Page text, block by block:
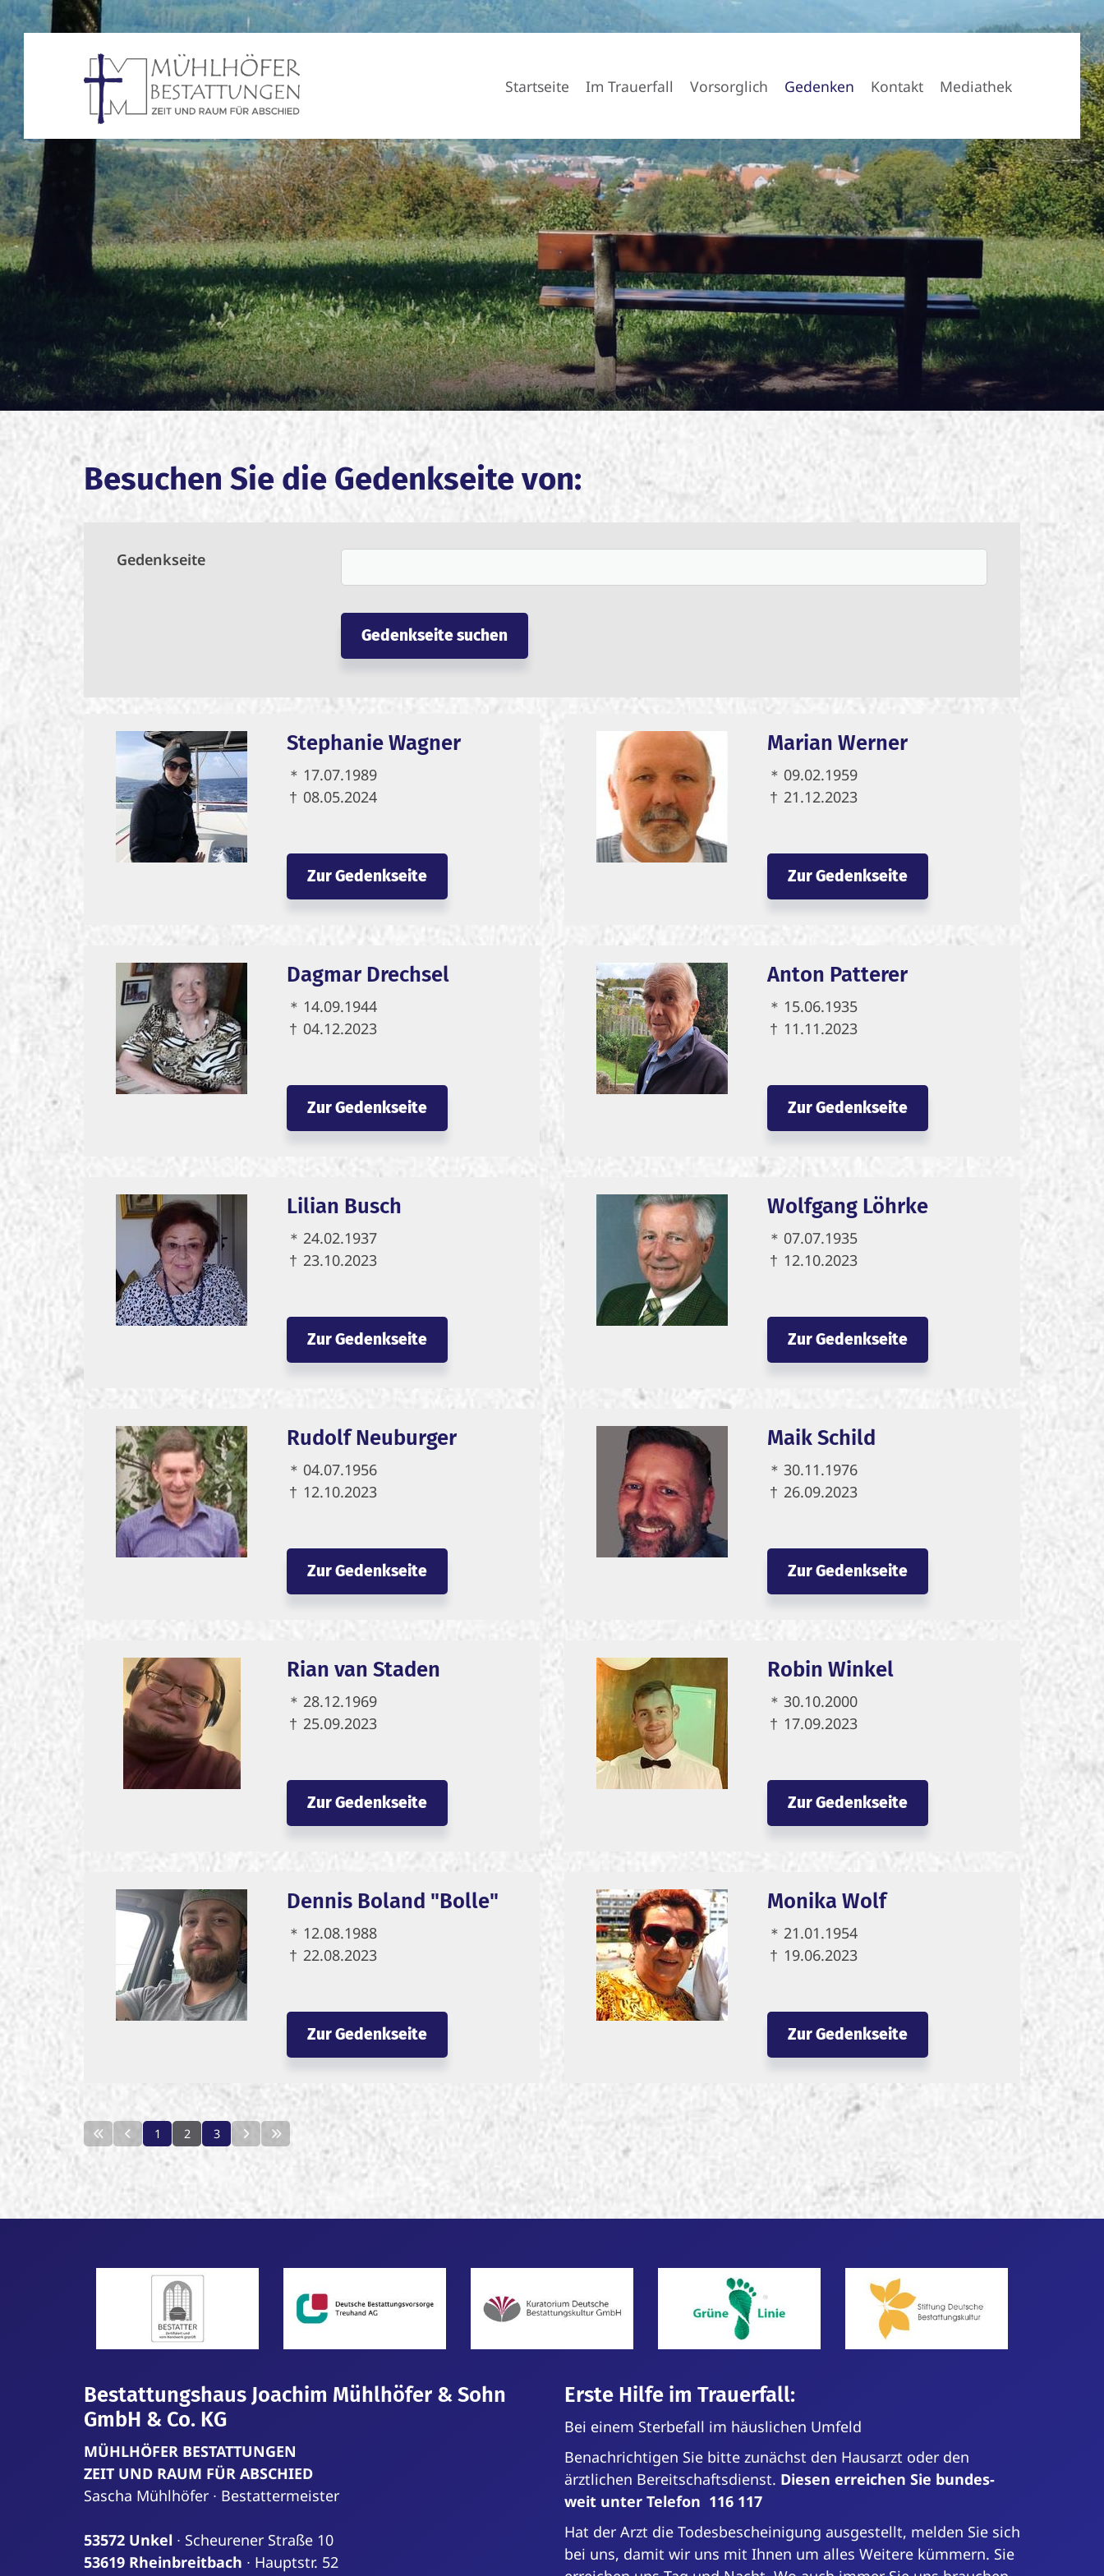
Startseite Im Trauerfall Vorsorglich Gedenken Kontakt Mediathek
Besuchen Sie die Gedenkseite von:
Gedenkseite
Stephanie Wagner
＊ 17.07.1989
† 08.05.2024
Zur Gedenkseite
Marian Werner
＊ 09.02.1959
† 21.12.2023
Zur Gedenkseite
Dagmar Drechsel
＊ 14.09.1944
† 04.12.2023
Zur Gedenkseite
Anton Patterer
＊ 15.06.1935
† 11.11.2023
Zur Gedenkseite
Lilian Busch
＊ 24.02.1937
† 23.10.2023
Zur Gedenkseite
Wolfgang Löhrke
＊ 07.07.1935
† 12.10.2023
Zur Gedenkseite
Rudolf Neuburger
＊ 04.07.1956
† 12.10.2023
Zur Gedenkseite
Maik Schild
＊ 30.11.1976
† 26.09.2023
Zur Gedenkseite
Rian van Staden
＊ 28.12.1969
† 25.09.2023
Zur Gedenkseite
Robin Winkel
＊ 30.10.2000
† 17.09.2023
Zur Gedenkseite
Dennis Boland "Bolle"
＊ 12.08.1988
† 22.08.2023
Zur Gedenkseite
Monika Wolf
＊ 21.01.1954
† 19.06.2023
Zur Gedenkseite
1 2 3
Bestattungshaus Joachim Mühlhöfer & Sohn
GmbH & Co. KG
MÜHLHÖFER BESTATTUNGEN
ZEIT UND RAUM FÜR ABSCHIED
Sascha Mühlhöfer ∙ Bestattermeister
53572 Unkel ∙ Scheurener Straße 10
53619 Rheinbreitbach ∙ Hauptstr. 52
Erste Hilfe im Trauerfall:
Bei einem Sterbefall im häuslichen Umfeld
Benachrichtigen Sie bitte zunächst den Hausarzt oder den
ärztlichen Bereit­schafts­dienst. Diesen erreichen Sie bundes­
weit unter Telefon 116 117
Hat der Arzt die Todes­bescheinigung ausgestellt, melden Sie sich
bei uns, damit wir uns mit Ihnen um alles Weitere kümmern. Sie